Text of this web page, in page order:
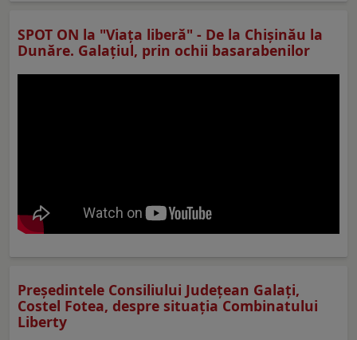
SPOT ON la "Viaţa liberă" - De la Chișinău la
Dunăre. Galațiul, prin ochii basarabenilor
Preşedintele Consiliului Judeţean Galaţi,
Costel Fotea, despre situaţia Combinatului
Liberty